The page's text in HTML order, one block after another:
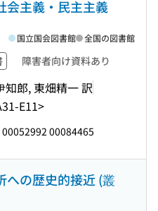
会主義・民主主義
障害者向け資料あり
知郎, 東畑精一 訳
E11>
国立国会図書館 全国の図書館
00052992 00084465
への歴史的接近 (叢